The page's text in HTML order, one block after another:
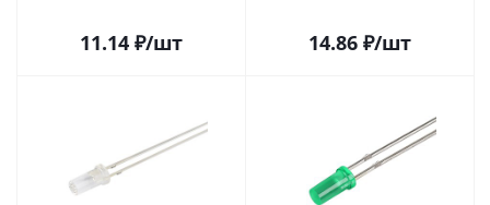
11.14 ₽/шт 14.86 ₽/шт